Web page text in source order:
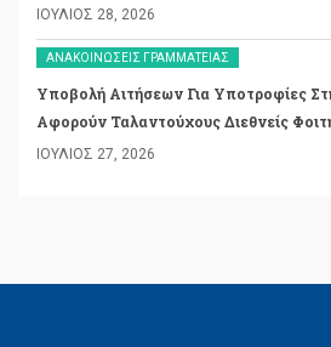
ΙΟΎΛΙΟΣ 28, 2026
ΑΝΑΚΟΙΝΏΣΕΙΣ ΓΡΑΜΜΑΤΕΊΑΣ
Υποβολή Αιτήσεων Για Υποτροφίες
Αφορούν Ταλαντούχους Διεθνείς
ΙΟΎΛΙΟΣ 27, 2026